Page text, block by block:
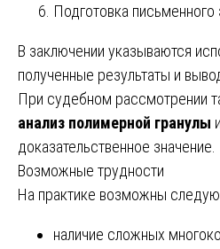
Подготовка письменного
В заключении указываются
полученные результаты и
При судебном рассмотрении
анализ полимерной гранулы
доказательственное значение.
Возможные трудности
На практике возможны
наличие сложных